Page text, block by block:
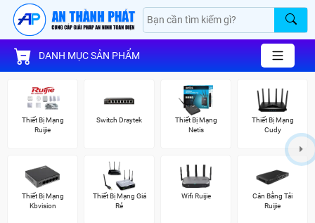
DANH MỤC SẢN PHẨM
Thiết Bị Mạng
Ruijie
Switch Draytek
Thiết Bị Mạng
Netis
Thiết Bị Mạng
Cudy
Thiết Bị Mạng
Kbvision
Thiết Bị Mạng Giá
Rẻ
Wifi Ruijie
Cân Bằng Tải
Ruijie